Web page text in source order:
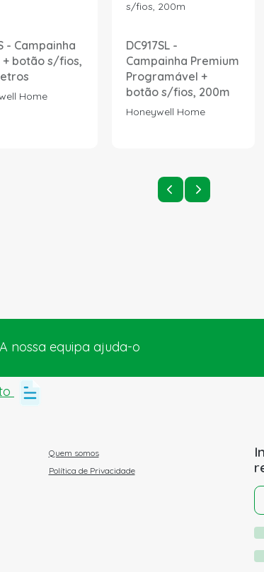
- Campainha
botão s/fios,
Home
DC917SL -
Campainha Premium
Programável +
botão s/fios, 200m
Honeywell Home
nossa equipa ajuda-o
Quem somos
Política de Privacidade